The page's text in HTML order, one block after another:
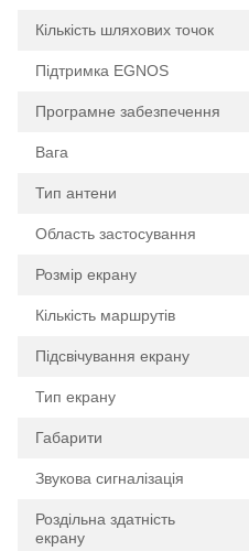
Кількість шляхових точок
Підтримка EGNOS
Програмне забезпечення
Вага
Тип антени
Область застосування
Розмір екрану
Кількість маршрутів
Підсвічування екрану
Тип екрану
Габарити
Звукова сигналізація
Роздільна здатність
екрану